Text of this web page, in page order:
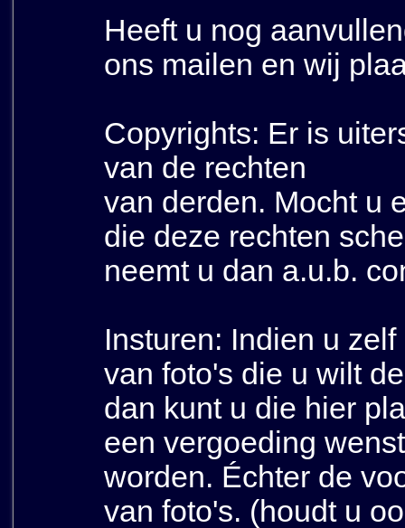
Heeft u nog
ons mailen en wij
Copyrights: Er is
van de rechten
van derden. Mocht u
die deze rechten
neemt u dan a.u.b.
Insturen: Indien u
van foto's die u wilt
dan kunt u die hier
een vergoeding
worden. Échter de
van foto's. (houdt u